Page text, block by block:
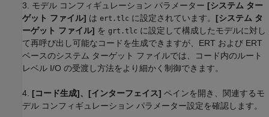
3. モデル コンフィギュレーション パラメーター [システム ター
ゲット ファイル] は ert.tlc に設定されています。 [システム タ
ーゲット ファイル] を grt.tlc に設定して構成したモデルに対し
て再呼び出し可能なコードを生成できますが、ERT および ERT
ベースのシステム ターゲット ファイルでは、コード内のルート
レベル I/O の受渡し方法をより細かく制御できます。
4. [コード生成]、[インターフェイス] ペインを開き、関連するモ
デル コンフィギュレーション パラメーター設定を確認します。